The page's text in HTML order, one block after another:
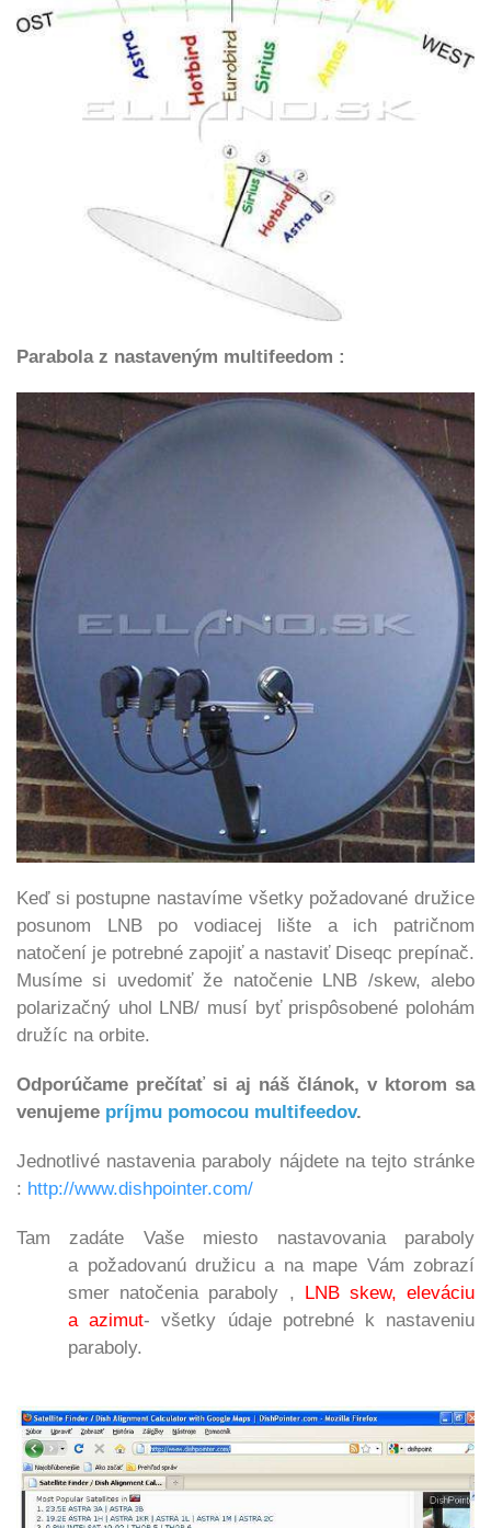
Parabola z nastaveným multifeedom :
Keď si postupne nastavíme všetky požadované družice
posunom LNB po vodiacej lište a ich patričnom
natočení je potrebné zapojiť a nastaviť Diseqc prepínač.
Musíme si uvedomiť že natočenie LNB /skew, alebo
polarizačný uhol LNB/ musí byť prispôsobené polohám
družíc na orbite.
Odporúčame prečítať si aj náš článok, v ktorom sa
venujeme príjmu pomocou multifeedov.
Jednotlivé nastavenia paraboly nájdete na tejto stránke
: http://www.dishpointer.com/
Tam zadáte Vaše miesto nastavovania paraboly
a požadovanú družicu a na mape Vám zobrazí
smer natočenia paraboly ,
LNB skew, eleváciu
a azimut- všetky údaje potrebné k nastaveniu
paraboly.